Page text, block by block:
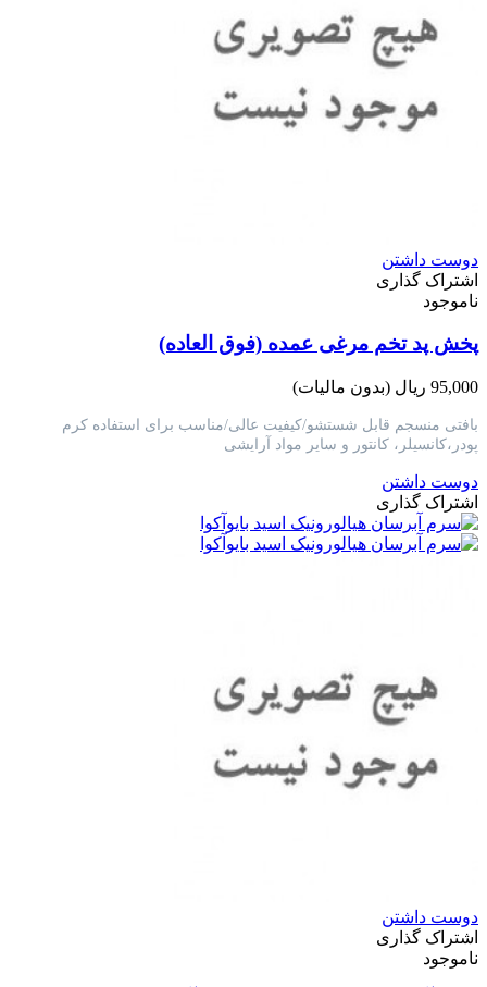
دوست داشتن
اشتراک گذاری
ناموجود
پخش پد تخم مرغی عمده (فوق العاده)
95,000 ریال (بدون مالیات)
بافتی منسجم قابل شستشو/کیفیت عالی/مناسب برای استفاده کرم
پودر،کانسیلر، کانتور و سایر مواد آرایشی
دوست داشتن
اشتراک گذاری
دوست داشتن
اشتراک گذاری
ناموجود